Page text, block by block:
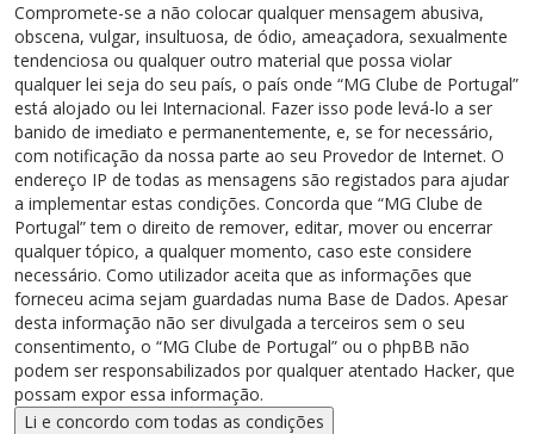
Compromete-se a não colocar qualquer mensagem abusiva,
obscena, vulgar, insultuosa, de ódio, ameaçadora, sexualmente
tendenciosa ou qualquer outro material que possa violar
qualquer lei seja do seu país, o país onde “MG Clube de Portugal”
está alojado ou lei Internacional. Fazer isso pode levá-lo a ser
banido de imediato e permanentemente, e, se for necessário,
com notificação da nossa parte ao seu Provedor de Internet. O
endereço IP de todas as mensagens são registados para ajudar
a implementar estas condições. Concorda que “MG Clube de
Portugal” tem o direito de remover, editar, mover ou encerrar
qualquer tópico, a qualquer momento, caso este considere
necessário. Como utilizador aceita que as informações que
forneceu acima sejam guardadas numa Base de Dados. Apesar
desta informação não ser divulgada a terceiros sem o seu
consentimento, o “MG Clube de Portugal” ou o phpBB não
podem ser responsabilizados por qualquer atentado Hacker, que
possam expor essa informação.